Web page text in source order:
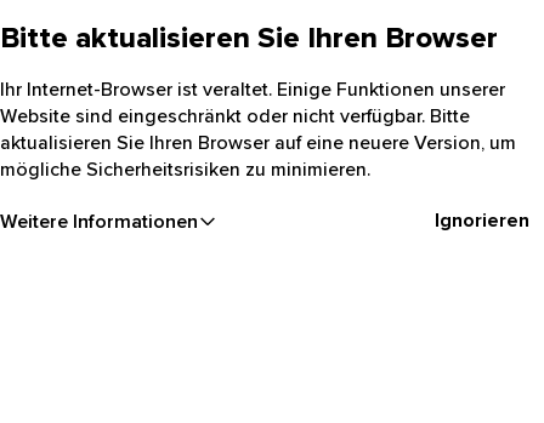
Bitte aktualisieren Sie Ihren Browser
Ihr Internet-Browser ist veraltet. Einige Funktionen unserer
Website sind eingeschränkt oder nicht verfügbar. Bitte
aktualisieren Sie Ihren Browser auf eine neuere Version, um
mögliche Sicherheitsrisiken zu minimieren.
Weitere Informationen Ignorieren